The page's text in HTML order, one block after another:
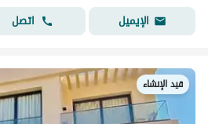
الإيميل اتصل
قيد الإنشاء